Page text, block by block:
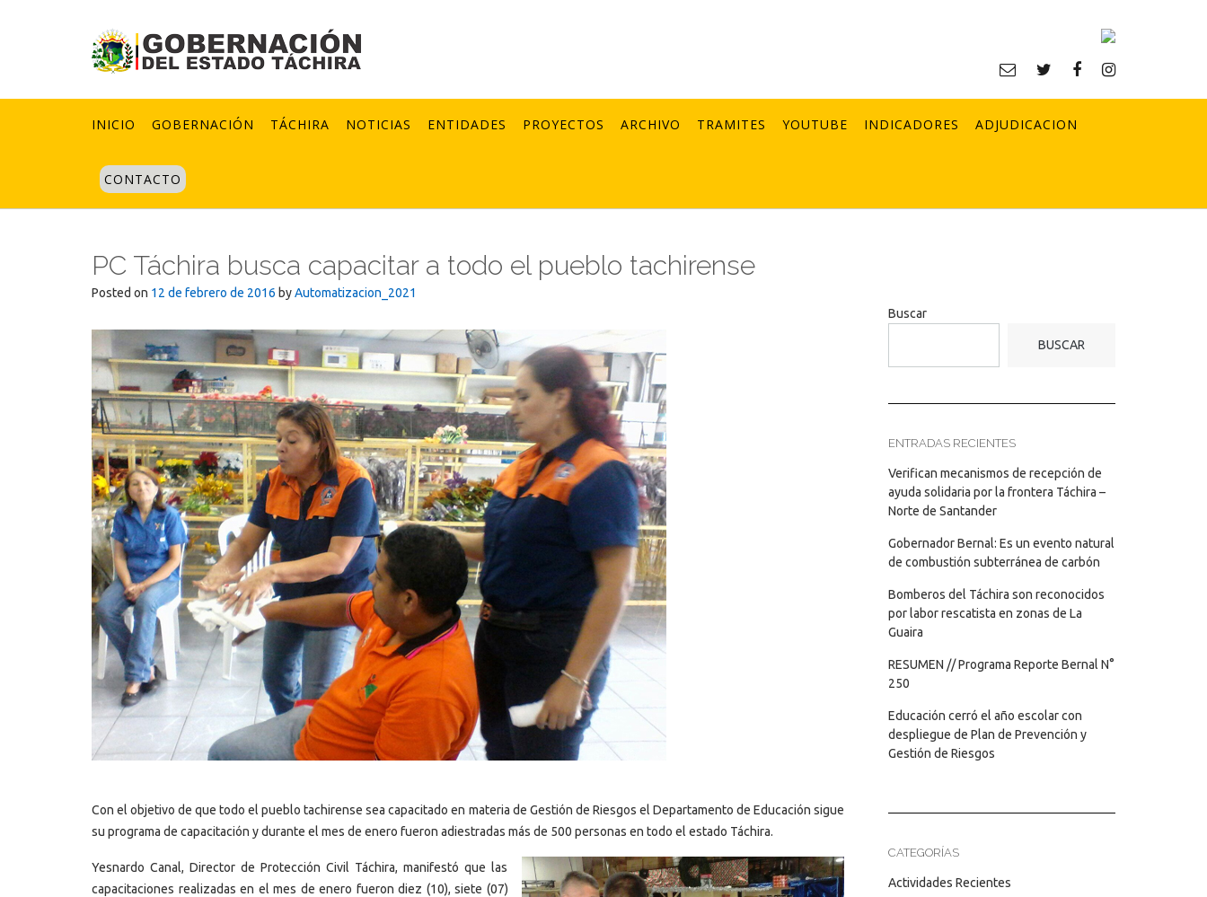
INICIO GOBERNACIÓN TÁCHIRA NOTICIAS ENTIDADES PROYECTOS ARCHIVO TRAMITES YOUTUBE INDICADORES ADJUDICACION
CONTACTO
PC Táchira busca capacitar a todo el pueblo tachirense
Posted on 12 de febrero de 2016 byAutomatizacion_2021
Con el objetivo de que todo el pueblo tachirense sea capacitado en materia de Gestión de Riesgos el Departamento de Educación sigue
su programa de capacitación y durante el mes de enero fueron adiestradas más de 500 personas en todo el estado Táchira.
Yesnardo Canal, Director de Protección Civil Táchira, manifestó que las
capacitaciones realizadas en el mes de enero fueron diez (10), siete (07)
Buscar
BUSCAR
ENTRADAS RECIENTES
Verifican mecanismos de recepción de
ayuda solidaria por la frontera Táchira –
Norte de Santander
Gobernador Bernal: Es un evento natural
de combustión subterránea de carbón
Bomberos del Táchira son reconocidos
por labor rescatista en zonas de La
Guaira
RESUMEN // Programa Reporte Bernal N°
250
Educación cerró el año escolar con
despliegue de Plan de Prevención y
Gestión de Riesgos
CATEGORÍAS
Actividades Recientes